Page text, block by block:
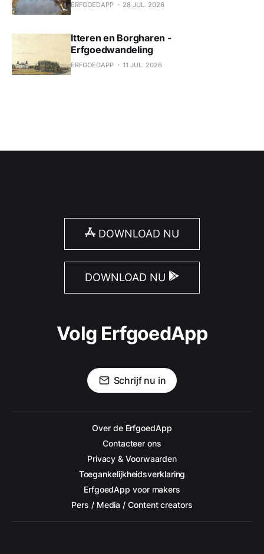
ERFGOEDAPP 28 JUL. 2026
Itteren en Borgharen -
Erfgoedwandeling
ERFGOEDAPP 11 JUL. 2026
DOWNLOAD NU
DOWNLOAD NU
Volg ErfgoedApp
Schrijf nu in
Over de ErfgoedApp
Contacteer ons
Privacy & Voorwaarden
Toegankelijkheidsverklaring
ErfgoedApp voor makers
Pers / Media / Content creators